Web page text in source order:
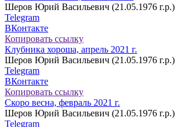
Шеров Юрий Васильевич (21.05.1976 г.р.)
Telegram
ВКонтакте
Копировать ссылку
Клубника хороша, апрель 2021 г.
Шеров Юрий Васильевич (21.05.1976 г.р.)
Telegram
ВКонтакте
Копировать ссылку
Скоро весна, февраль 2021 г.
Шеров Юрий Васильевич (21.05.1976 г.р.)
Telegram